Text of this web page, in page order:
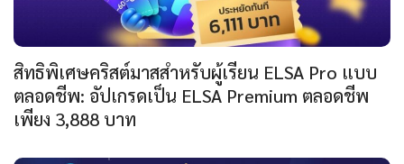
สิทธิพิเศษคริสต์มาสสำหรับผู้เรียน ELSA Pro แบบ
ตลอดชีพ: อัปเกรดเป็น ELSA Premium ตลอดชีพ
เพียง 3,888 บาท